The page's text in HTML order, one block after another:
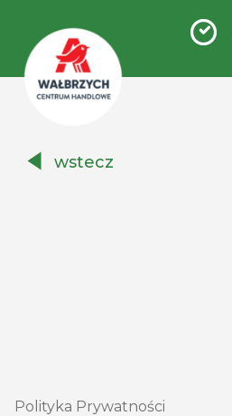
Handlowe
wstecz
Polityka Prywatności